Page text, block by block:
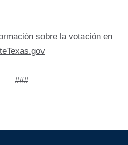
sobre la votación en
###